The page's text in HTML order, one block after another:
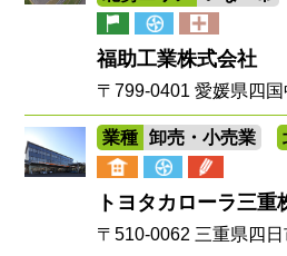
福助工業株式会社
〒799-0401 愛媛県四
業種 卸売・小売業
トヨタカローラ三重
〒510-0062 三重県四